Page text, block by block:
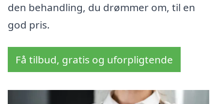
den behandling, du drømmer om, til en
god pris.
Få tilbud, gratis og uforpligtende